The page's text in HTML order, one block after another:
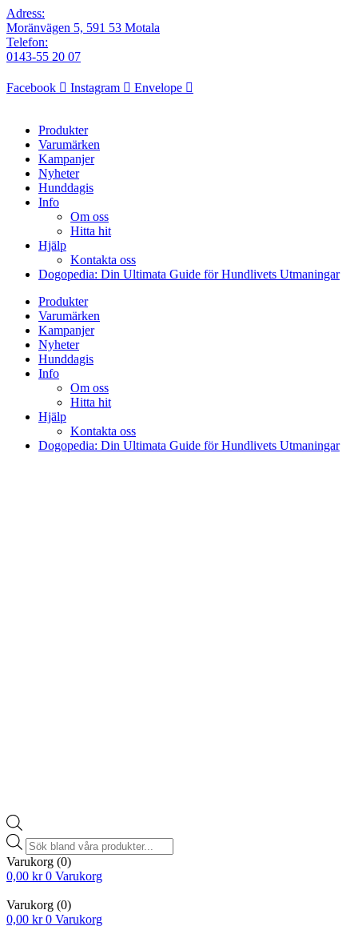
Adress:
Moränvägen 5, 591 53 Motala
Telefon:
0143-55 20 07
Facebook Instagram Envelope
Produkter
Varumärken
Kampanjer
Nyheter
Hunddagis
Info
Om oss
Hitta hit
Hjälp
Kontakta oss
Dogopedia: Din Ultimata Guide för Hundlivets Utmaningar
Produkter
Varumärken
Kampanjer
Nyheter
Hunddagis
Info
Om oss
Hitta hit
Hjälp
Kontakta oss
Dogopedia: Din Ultimata Guide för Hundlivets Utmaningar
Products
search
Varukorg (0)
0,00 kr 0 Varukorg
Varukorg (0)
0,00 kr 0 Varukorg